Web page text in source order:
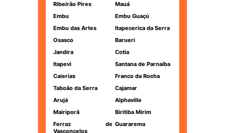
Ribeirão Pires
Mauá
Embu
Embu Guaçú
Embu das Artes
Itapecerica da Serra
Osasco
Barueri
Jandira
Cotia
Itapevi
Santana de Parnaíba
Caierias
Franco da Rocha
Taboão da Serra
Cajamar
Arujá
Alphaville
Mairiporã
Biritiba Mirim
Ferraz de
Vasconcelos
Guararema